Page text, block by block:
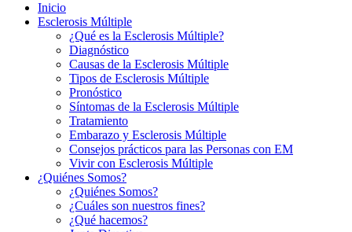
Inicio
Esclerosis Múltiple
¿Qué es la Esclerosis Múltiple?
Diagnóstico
Causas de la Esclerosis Múltiple
Tipos de Esclerosis Múltiple
Pronóstico
Síntomas de la Esclerosis Múltiple
Tratamiento
Embarazo y Esclerosis Múltiple
Consejos prácticos para las Personas con EM
Vivir con Esclerosis Múltiple
¿Quiénes Somos?
¿Quiénes Somos?
¿Cuáles son nuestros fines?
¿Qué hacemos?